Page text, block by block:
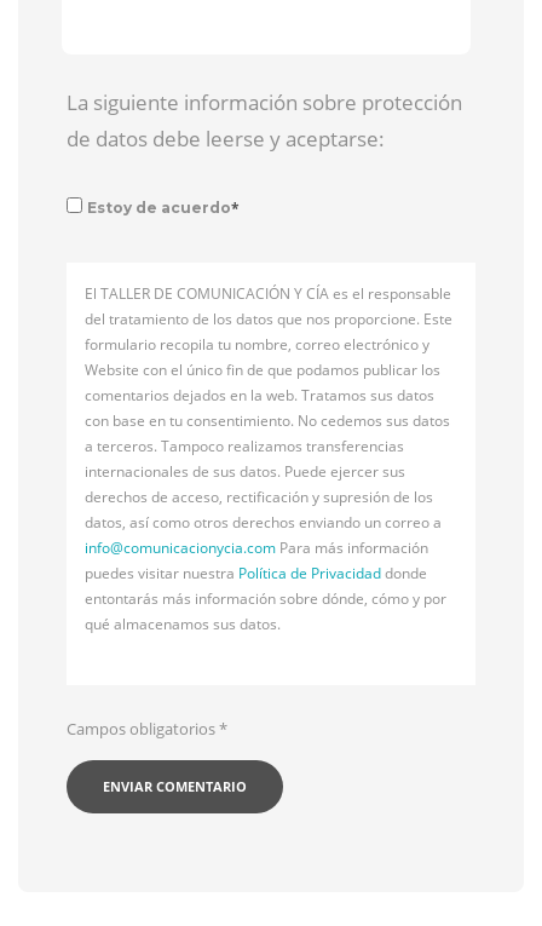
La siguiente información sobre protección
de datos debe leerse y aceptarse:
Estoy de acuerdo*
El TALLER DE COMUNICACIÓN Y CÍA es el responsable
del tratamiento de los datos que nos proporcione. Este
formulario recopila tu nombre, correo electrónico y
Website con el único fin de que podamos publicar los
comentarios dejados en la web. Tratamos sus datos
con base en tu consentimiento. No cedemos sus datos
a terceros. Tampoco realizamos transferencias
internacionales de sus datos. Puede ejercer sus
derechos de acceso, rectificación y supresión de los
datos, así como otros derechos enviando un correo a
info@comunicacionycia.com Para más información
puedes visitar nuestra Política de Privacidaddonde
entontarás más información sobre dónde, cómo y por
qué almacenamos sus datos.
Campos obligatorios*